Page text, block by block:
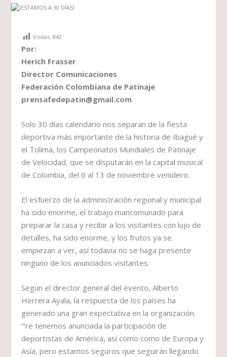
Visitas: 842
Por:
Herich Frasser
Director Comunicaciones
Federación Colombiana de Patinaje
prensafedepatin@gmail.com
Solo 30 días calendario nos separan de la fiesta
deportiva más importante de la historia de Ibagué y
el Tolima, los Campeonatos Mundiales de Patinaje
de Velocidad, que se disputarán en la capital musical
de Colombia, del 6 al 13 de noviembre venidero.
El esfuerzo de la administración regional y municipal
ha sido enorme, el trabajo mancomunado para
preparar la casa y recibir a los visitantes con lujo de
detalles, ha sido enorme, y los frutos ya se
empiezan a ver, así todavía no se haga presente
ninguno de los anunciados visitantes.
Según el director general del evento, Alberto
Herrera Ayala, la respuesta de los países ha
generado una gran expectativa en la organización.
“Ye tenemos anunciada la participación de
deportistas de América, así como como de Europa y
Asía, pero estamos seguros que seguirán llegando